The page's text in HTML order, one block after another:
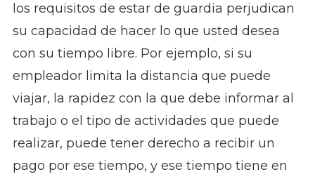
los requisitos de estar de guardia perjudican
su capacidad de hacer lo que usted desea
con su tiempo libre. Por ejemplo, si su
empleador limita la distancia que puede
viajar, la rapidez con la que debe informar al
trabajo o el tipo de actividades que puede
realizar, puede tener derecho a recibir un
pago por ese tiempo, y ese tiempo tiene en